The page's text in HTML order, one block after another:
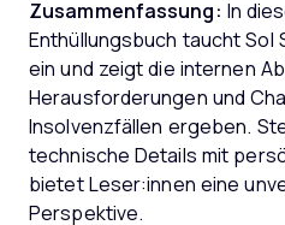
Zusammenfassung: In
Enthüllungsbuch taucht Sol
ein und zeigt die internen
Herausforderungen und
Insolvenzfällen ergeben.
technische Details mit
bietet Leser:innen eine
Perspektive.